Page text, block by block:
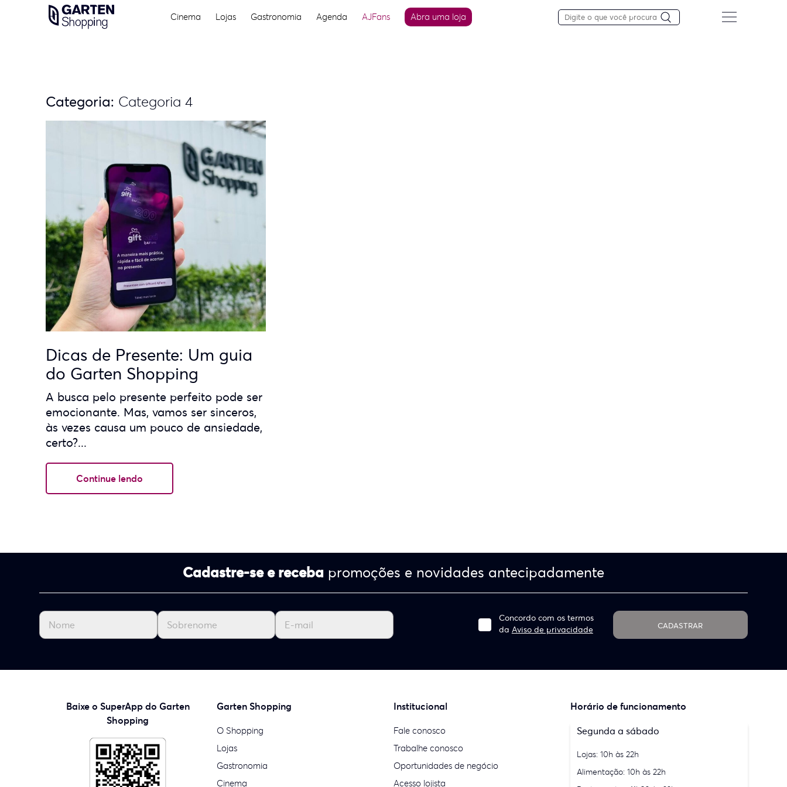
Cinema Lojas Gastronomia Agenda AJFans Abra uma loja
Categoria: Categoria 4
Dicas de Presente: Um guia
do Garten Shopping
A busca pelo presente perfeito pode ser
emocionante. Mas, vamos ser sinceros,
às vezes causa um pouco de ansiedade,
certo?...
Continue lendo
Cadastre-se e receba promoções e novidades antecipadamente
Concordo com os termos
da Aviso de privacidade CADASTRAR
Baixe o SuperApp do Garten
Shopping
Garten Shopping
O Shopping
Lojas
Gastronomia
Cinema
Institucional
Fale conosco
Trabalhe conosco
Oportunidades de negócio
Acesso lojista
Horário de funcionamento
Segunda a sábado
Lojas: 10h às 22h
Alimentação: 10h às 22h